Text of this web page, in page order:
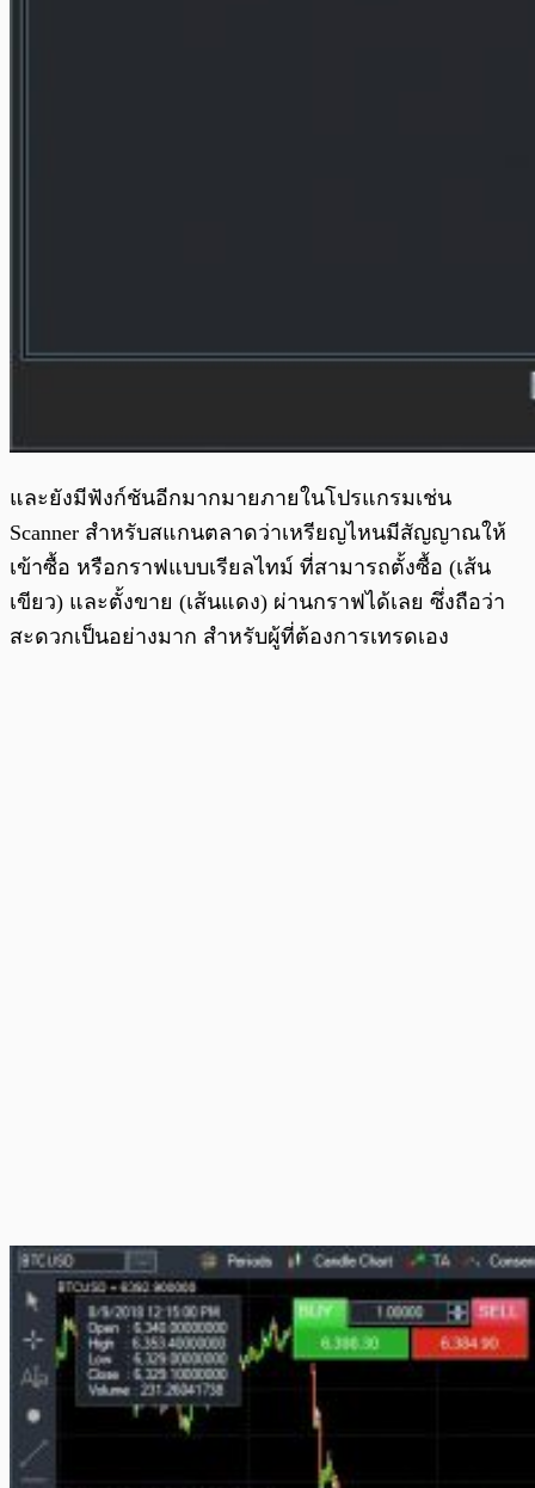
และยังมีฟังก์ชันอีกมากมายภายในโปรแกรมเช่น
Scanner สำหรับสแกนตลาดว่าเหรียญไหนมีสัญญาณให้
เข้าซื้อ หรือกราฟแบบเรียลไทม์ ที่สามารถตั้งซื้อ (เส้น
เขียว) และตั้งขาย (เส้นแดง) ผ่านกราฟได้เลย ซึ่งถือว่า
สะดวกเป็นอย่างมาก สำหรับผู้ที่ต้องการเทรดเอง